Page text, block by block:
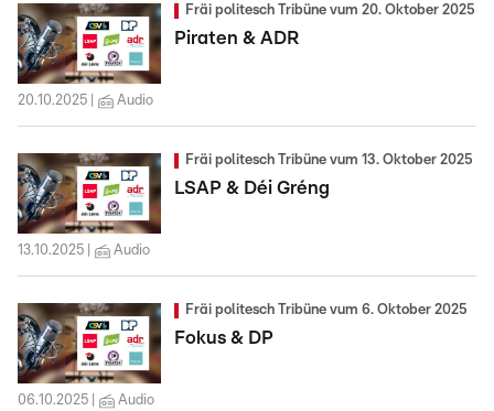
Fräi politesch Tribüne vum 20. Oktober 2025
Piraten & ADR
20.10.2025 Audio
Fräi politesch Tribüne vum 13. Oktober 2025
LSAP & Déi Gréng
13.10.2025 Audio
Fräi politesch Tribüne vum 6. Oktober 2025
Fokus & DP
06.10.2025 Audio